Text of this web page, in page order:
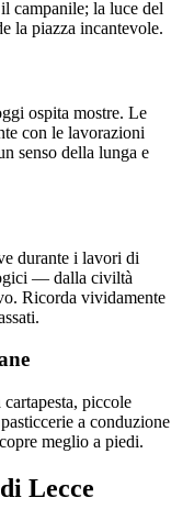
campanile; la luce del
la piazza incantevole.
ospita mostre. Le
con le lavorazioni
senso della lunga e
durante i lavori di
— dalla civiltà
Ricorda vividamente
piccole
a conduzione
meglio a piedi.
Lecce